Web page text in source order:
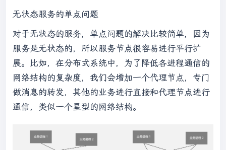
无状态服务的单点问题
对于无状态的服务，单点问题的解决比较简单，因为
服务是无状态的，所以服务节点很容易进行平行扩
展。比如，在分布式系统中，为了降低各进程通信的
网络结构的复杂度，我们会增加一个代理节点，专门
做消息的转发，其他的业务进行直接和代理节点进行
通信，类似一个星型的网络结构。